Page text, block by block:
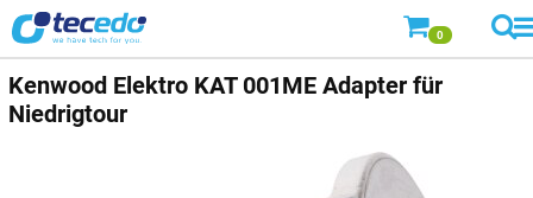
0
Kenwood Elektro KAT 001ME Adapter für
Niedrigtour